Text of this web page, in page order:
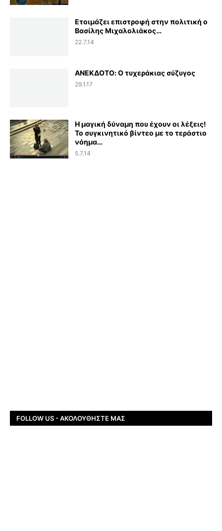
Ετοιμάζει επιστροφή στην πολιτική ο
Βασίλης Μιχαλολιάκος…
22.7.14
ΑΝΕΚΔΟΤΟ: Ο τυχεράκιας σύζυγος
29.1.17
Η μαγική δύναμη που έχουν οι λέξεις!
Το συγκινητικό βίντεο με το τεράστιο
νόημα…
5.7.14
FOLLOW US - ΑΚΟΛΟΥΘΉΣΤΕ ΜΑΣ